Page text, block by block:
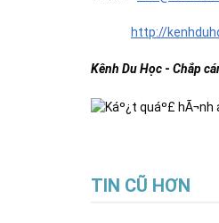
http://
Kênh Du Học - Chắp
TIN CŨ HƠN